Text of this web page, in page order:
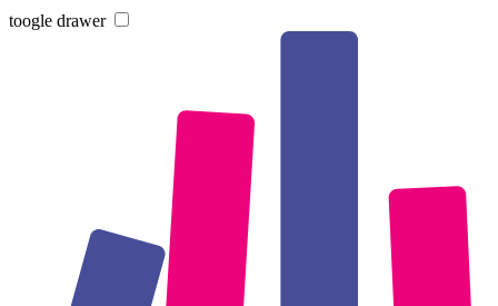
toogle drawer